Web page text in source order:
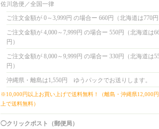
佐川急便／全国一律
ご注文金額が 0～3,999円 の場合ー 660円（北海道は770円
ご注文金額が 4,000～7,999円 の場合ー 550円（北海道は
円）
ご注文金額が 8,000～9,999円 の場合ー 330円（北海道は
円）
沖縄県・離島は1,550円 ゆうパックでお送りします。
※10,000円以上お買い上げで送料無料！（離島・沖縄県12,000
上で送料無料）
◯クリックポスト（郵便局）